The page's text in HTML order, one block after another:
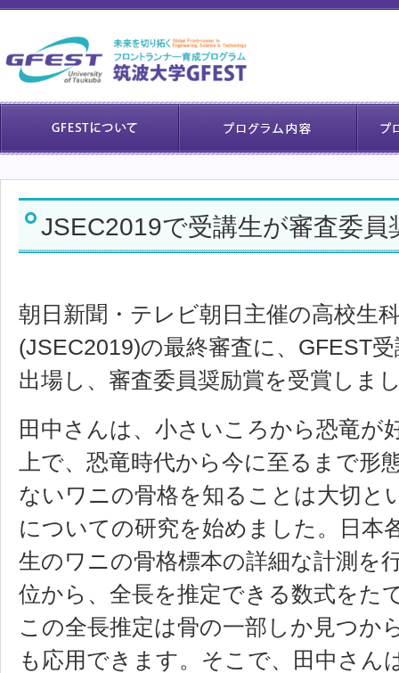
JSEC2019で受講生が審査委員
朝日新聞・テレビ朝日主催の高校生
(JSEC2019)の最終審査に、GFEST
出場し、審査委員奨励賞を受賞しま
田中さんは、小さいころから恐竜が
上で、恐竜時代から今に至るまで形
ないワニの骨格を知ることは大切と
についての研究を始めました。日本
生のワニの骨格標本の詳細な計測を
位から、全長を推定できる数式をた
この全長推定は骨の一部しか見つか
も応用できます。そこで、田中さん